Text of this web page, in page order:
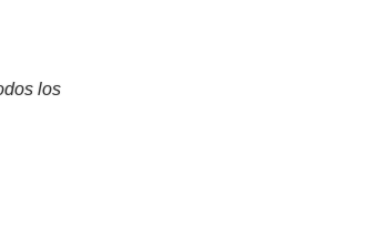
los